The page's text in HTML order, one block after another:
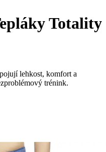
Totality
lehkost, komfort a
trénink.